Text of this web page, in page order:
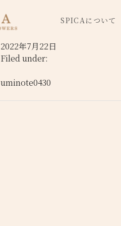
SPICAについて
2022年7月22日
Filed under:
uminote0430